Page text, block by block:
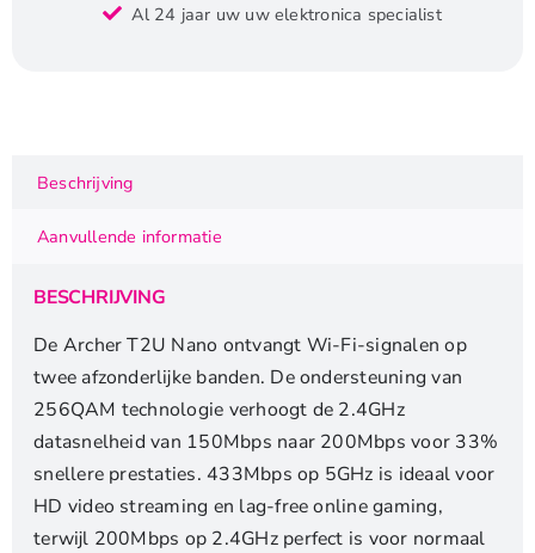
Archer
5
USB
Dual-
band
GHz
5
GHz)
|
600
Al 24 jaar uw uw elektronica specialist
Beschrijving
Aanvullende informatie
BESCHRIJVING
De Archer T2U Nano ontvangt Wi-Fi-signalen op
twee afzonderlijke banden. De ondersteuning van
256QAM technologie verhoogt de 2.4GHz
datasnelheid van 150Mbps naar 200Mbps voor 33%
snellere prestaties. 433Mbps op 5GHz is ideaal voor
HD video streaming en lag-free online gaming,
terwijl 200Mbps op 2.4GHz perfect is voor normaal